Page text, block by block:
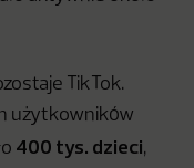
TikTok.
użytkowników
400 tys. dzieci,